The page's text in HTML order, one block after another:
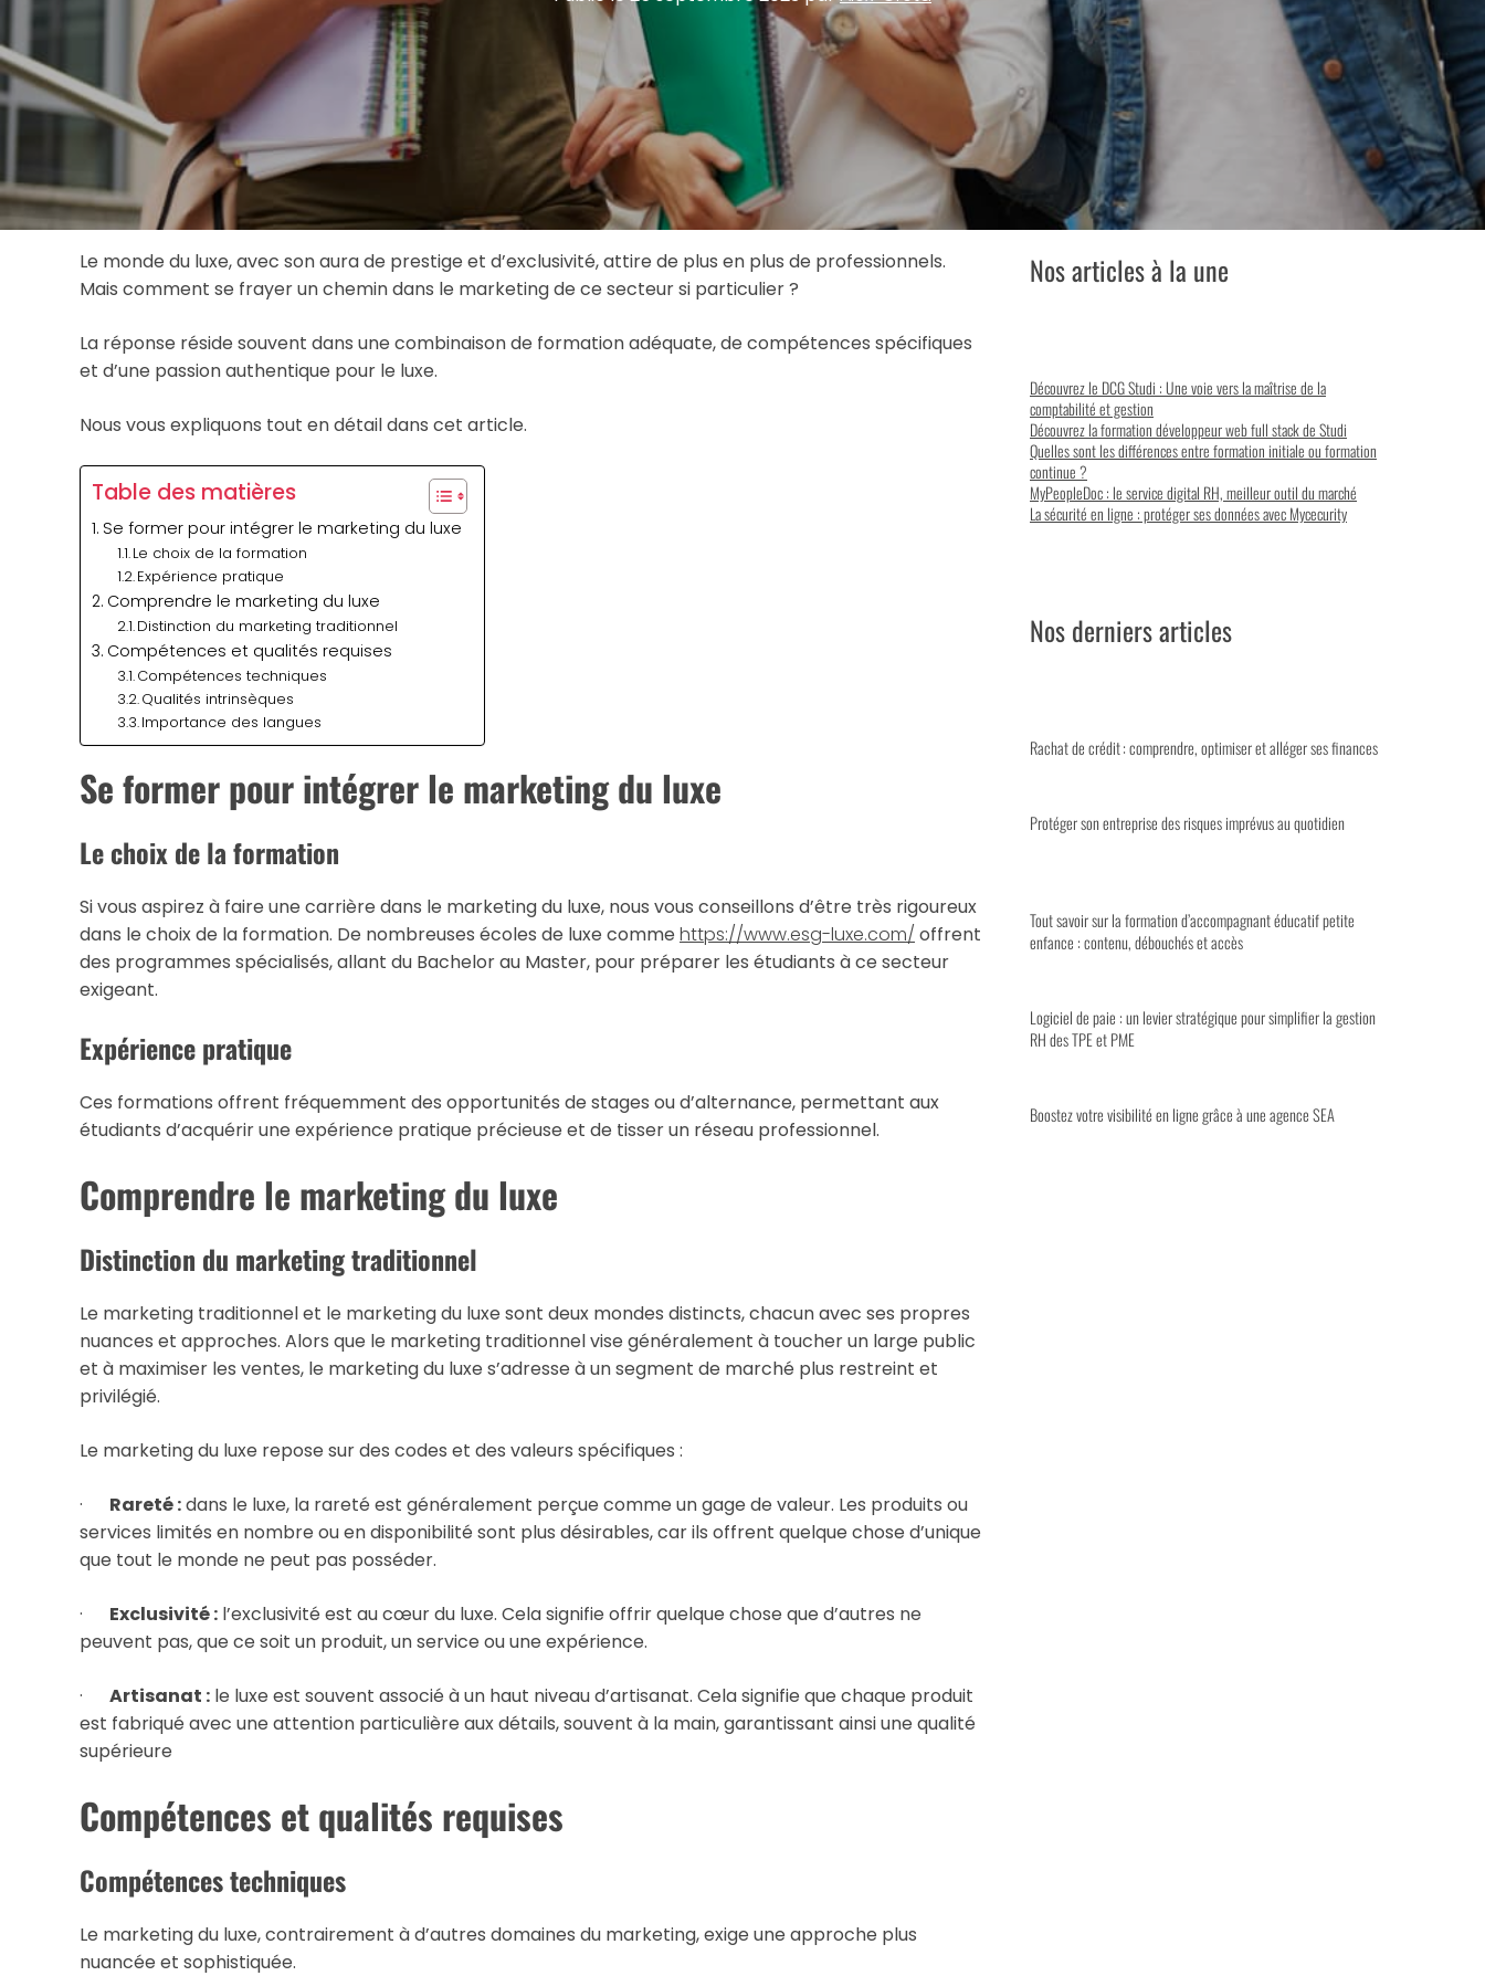
Le monde du luxe, avec son aura de prestige et d’exclusivité, attire de plus en plus de professionnels.
Mais comment se frayer un chemin dans le marketing de ce secteur si particulier ?
La réponse réside souvent dans une combinaison de formation adéquate, de compétences spécifiques
et d’une passion authentique pour le luxe.
Nous vous expliquons tout en détail dans cet article.
Table des matières
Se former pour intégrer le marketing du luxe
Le choix de la formation
Expérience pratique
Comprendre le marketing du luxe
Distinction du marketing traditionnel
Compétences et qualités requises
Compétences techniques
Qualités intrinsèques
Importance des langues
Se former pour intégrer le marketing du luxe
Le choix de la formation
Si vous aspirez à faire une carrière dans le marketing du luxe, nous vous conseillons d’être très rigoureux
dans le choix de la formation. De nombreuses écoles de luxe comme https://www.esg-luxe.com/offrent
des programmes spécialisés, allant du Bachelor au Master, pour préparer les étudiants à ce secteur
exigeant.
Expérience pratique
Ces formations offrent fréquemment des opportunités de stages ou d’alternance, permettant aux
étudiants d’acquérir une expérience pratique précieuse et de tisser un réseau professionnel.
Comprendre le marketing du luxe
Distinction du marketing traditionnel
Le marketing traditionnel et le marketing du luxe sont deux mondes distincts, chacun avec ses propres
nuances et approches. Alors que le marketing traditionnel vise généralement à toucher un large public
et à maximiser les ventes, le marketing du luxe s’adresse à un segment de marché plus restreint et
privilégié.
Le marketing du luxe repose sur des codes et des valeurs spécifiques :
· Rareté :dans le luxe, la rareté est généralement perçue comme un gage de valeur. Les produits ou
services limités en nombre ou en disponibilité sont plus désirables, car ils offrent quelque chose d’unique
que tout le monde ne peut pas posséder.
· Exclusivité : l’exclusivité est au cœur du luxe. Cela signifie offrir quelque chose que d’autres ne
peuvent pas, que ce soit un produit, un service ou une expérience.
· Artisanat : le luxe est souvent associé à un haut niveau d’artisanat. Cela signifie que chaque produit
est fabriqué avec une attention particulière aux détails, souvent à la main, garantissant ainsi une qualité
supérieure
Compétences et qualités requises
Compétences techniques
Le marketing du luxe, contrairement à d’autres domaines du marketing, exige une approche plus
nuancée et sophistiquée.
Nos articles à la une
Découvrez le DCG Studi : Une voie vers la maîtrise de la
comptabilité et gestion
Découvrez la formation développeur web full stack de Studi
Quelles sont les différences entre formation initiale ou formation
continue ?
MyPeopleDoc : le service digital RH, meilleur outil du marché
La sécurité en ligne : protéger ses données avec Mycecurity
Nos derniers articles
Rachat de crédit : comprendre, optimiser et alléger ses finances
Protéger son entreprise des risques imprévus au quotidien
Tout savoir sur la formation d’accompagnant éducatif petite
enfance : contenu, débouchés et accès
Logiciel de paie : un levier stratégique pour simplifier la gestion
RH des TPE et PME
Boostez votre visibilité en ligne grâce à une agence SEA